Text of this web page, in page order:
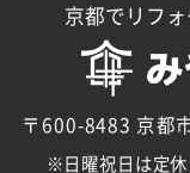
京都でリフ
〒600-8483 京都
日曜祝日は定